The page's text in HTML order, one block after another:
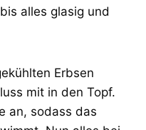
alles glasig und
Erbsen
mit in den Topf.
an, sodass das